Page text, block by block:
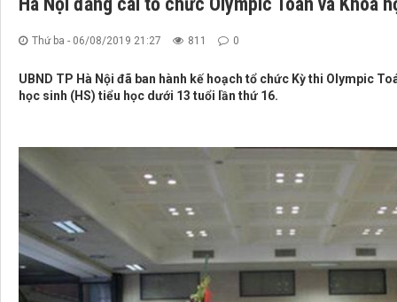
Thứ ba - 06/08/2019 21:27 811 0
UBND TP Hà Nội đã ban hành kế hoạch tổ chức Kỳ thi Olympic
học sinh (HS) tiểu học dưới 13 tuổi lần thứ 16.